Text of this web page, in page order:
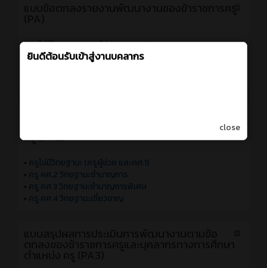
•ครูไม่มีวิทยฐานะ (ครูผู้ช่วย และคศ.1)
•ครู คศ.2 วิทยฐานะชำนาญการ
ข้าราชการครูและบุคลากรทางการศึกษา ตำแหน่ง
ครู (PA2)
• ครูไม่มีวิทยฐานะ (ครูผู้ช่วย และคศ.1)
• ครู คศ.2 วิทยฐานะชำนาญการ
• ครู คศ.3 วิทยฐานะชำนาญการพิเศษ
• ครู คศ.4 วิทยฐานะเชี่ยวชาญ
close